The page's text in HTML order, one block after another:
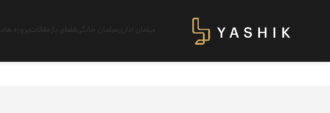
مبلمان اداری مبلمان خانگی فضای باز مقالات پروژه ها